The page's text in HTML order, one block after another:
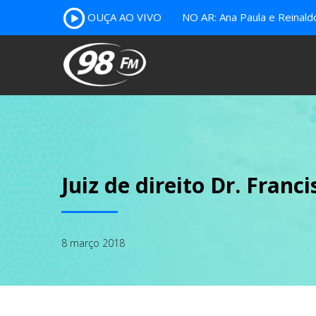
OUÇA AO VIVO NO AR: Ana Paula e
Juiz de direito Dr.
8 março 2018